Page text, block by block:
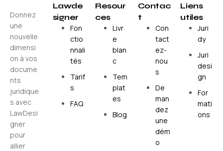
Donnez
une
nouvelle
dimensi
on à vos
docume
nts
juridique
s avec
LawDesi
gner
pour
allier
Lawde
signer
Fon
ctio
nnali
tés
Tarif
s
FAQ
Resour
ces
Livr
e
blan
c
Tem
plat
es
Blog
Contac
t
Con
tact
ez-
nou
s
De
man
dez
une
dém
o
Liens
utiles
Juri
dy
Juri
desi
gn
For
mati
ons